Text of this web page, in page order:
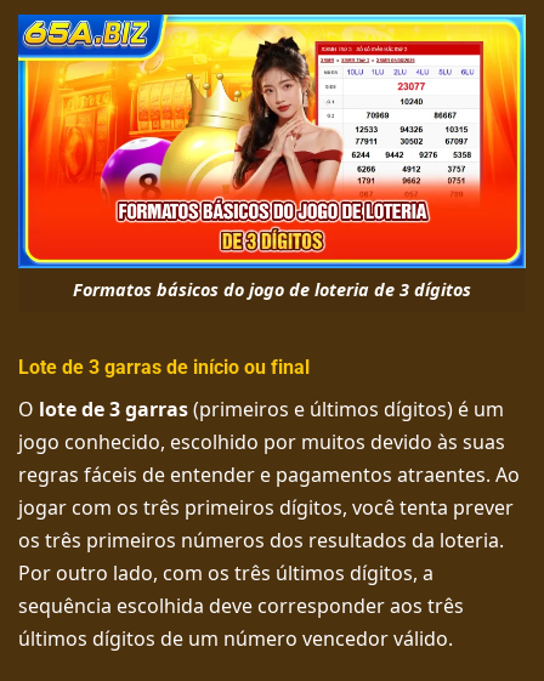
Formatos básicos do jogo de loteria de 3 dígitos
Lote de 3 garras de início ou final
O lote de 3 garras(primeiros e últimos dígitos) é um
jogo conhecido, escolhido por muitos devido às suas
regras fáceis de entender e pagamentos atraentes. Ao
jogar com os três primeiros dígitos, você tenta prever
os três primeiros números dos resultados da loteria.
Por outro lado, com os três últimos dígitos, a
sequência escolhida deve corresponder aos três
últimos dígitos de um número vencedor válido.